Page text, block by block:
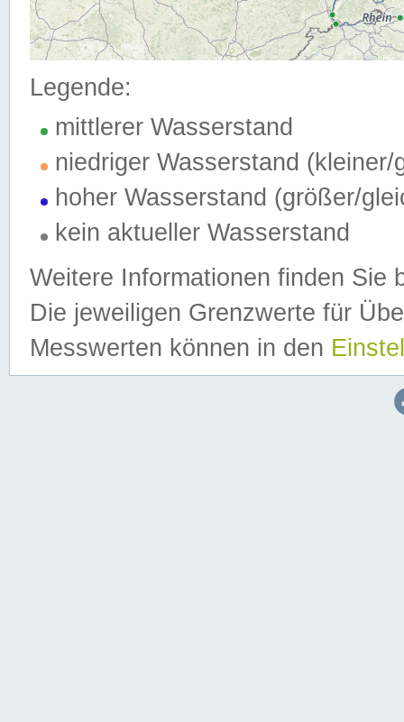
Legende:
mittlerer Wasserstand
niedriger Wasserstand (kleiner/
hoher Wasserstand (größer/
kein aktueller Wasserstand
Weitere Informationen finden Sie
Die jeweiligen Grenzwerte für
Messwerten können in den